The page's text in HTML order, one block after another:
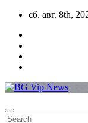
Skip
content
сб. авг. 8th,